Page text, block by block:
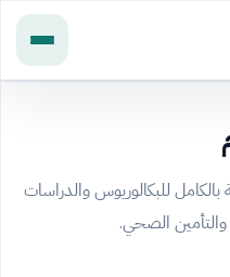
للبكالوريوس والدراسات
والتأمين الصحي.